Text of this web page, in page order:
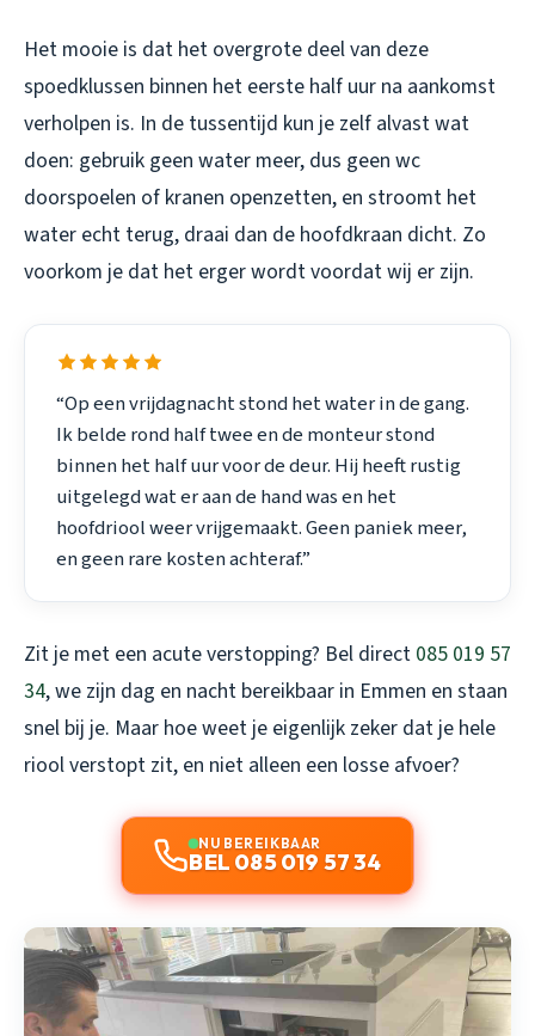
Het mooie is dat het overgrote deel van deze
spoedklussen binnen het eerste half uur na aankomst
verholpen is. In de tussentijd kun je zelf alvast wat
doen: gebruik geen water meer, dus geen wc
doorspoelen of kranen openzetten, en stroomt het
water echt terug, draai dan de hoofdkraan dicht. Zo
voorkom je dat het erger wordt voordat wij er zijn.
“Op een vrijdagnacht stond het water in de gang.
Ik belde rond half twee en de monteur stond
binnen het half uur voor de deur. Hij heeft rustig
uitgelegd wat er aan de hand was en het
hoofdriool weer vrijgemaakt. Geen paniek meer,
en geen rare kosten achteraf.”
Zit je met een acute verstopping? Bel direct 085 019 57
34, we zijn dag en nacht bereikbaar in Emmen en staan
snel bij je. Maar hoe weet je eigenlijk zeker dat je hele
riool verstopt zit, en niet alleen een losse afvoer?
NU BEREIKBAAR
BEL 085 019 57 34